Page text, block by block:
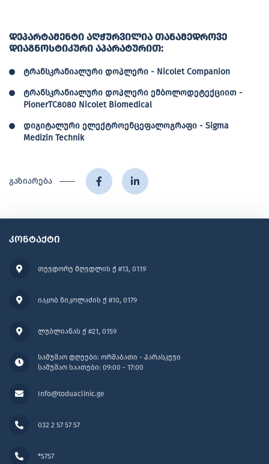
დეპარტამენტი აღჭურვილია თანამედროვე
დიაგნოსტიკური აპარატურით:
ტრანსკრანიალური დოპლერი - Nicolet Companion
ტრანსკრანიალური დოპლერი ემბოლოდეტექციით -
PionerTC8080 Nicolet Biomedical
დიგიტალური ელექტროენცეფალოგრაფი - Sigma
Medizin Technik
გაზიარება
კონტაქტი
თევდორე მღვდლის ქ #13, 0119
სამუშაო დღეები: ორშაბათი - პარასკევი
სამუშაო საათები: 09:00 - 17:00
იაკობ ნიკოლაძის ქ #10, 0179
Info@toduaclinic.ge
ლუბლიანას ქ #21, 0159
032 2 57 57 57
*5757